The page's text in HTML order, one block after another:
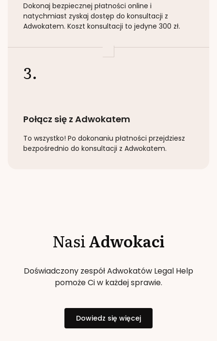
Dokonaj bezpiecznej płatności online i
natychmiast zyskaj dostęp do konsultacji z
Adwokatem. Koszt konsultacji to jedyne 300 zł.
3.
Połącz się z Adwokatem
To wszystko! Po dokonaniu płatności przejdziesz
bezpośrednio do konsultacji z Adwokatem.
NasiAdwokaci
Doświadczony zespół Adwokatów Legal Help
pomoże Ci w każdej sprawie.
Dowiedz się więcej